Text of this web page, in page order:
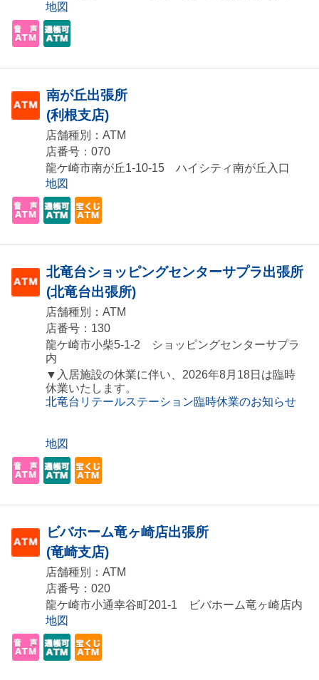
地図
南が丘出張所
(利根支店)
店舗種別：ATM
店番号：070
龍ケ崎市南が丘1-10-15 ハイシティ南が丘入口
地図
北竜台ショッピングセンターサプラ出張所
(北竜台出張所)
店舗種別：ATM
店番号：130
龍ケ崎市小柴5-1-2 ショッピングセンターサプラ
内
▼入居施設の休業に伴い、2026年8月18日は臨時
休業いたします。
北竜台リテールステーション臨時休業のお知らせ
地図
ビバホーム竜ヶ崎店出張所
(竜崎支店)
店舗種別：ATM
店番号：020
龍ケ崎市小通幸谷町201-1 ビバホーム竜ヶ崎店内
地図